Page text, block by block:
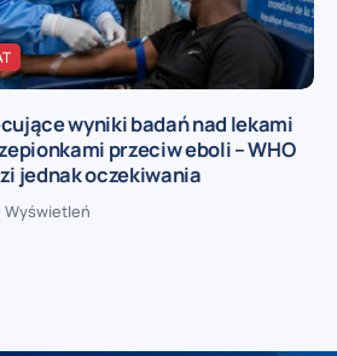
wyniki badań nad lekami
przeciw eboli – WHO
jednak oczekiwania
Wyświetleń